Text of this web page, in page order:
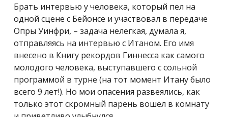
Брать интервью у человека, который пел на
одной сцене с Бейонсе и участвовал в передаче
Опры Уинфри, – задача нелегкая, думала я,
отправляясь на интервью с Итаном. Его имя
внесено в Книгу рекордов Гиннесса как самого
молодого человека, выступавшего с сольной
программой в турне (на тот момент Итану было
всего 9 лет!). Но мои опасения развеялись, как
только этот скромный парень вошел в комнату